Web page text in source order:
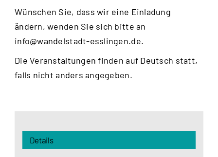
Wünschen Sie, dass wir eine Einladung
ändern, wenden Sie sich bitte an
info@wandelstadt-esslingen.de.
Die Veranstaltungen finden auf Deutsch statt,
falls nicht anders angegeben.
Details